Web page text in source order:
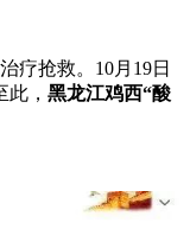
抢救。10月19日
此， 黑龙江鸡西“酸